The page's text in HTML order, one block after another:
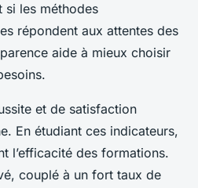
si les méthodes
répondent aux attentes des
aide à mieux choisir
et de satisfaction
En étudiant ces indicateurs,
l’efficacité des formations.
couplé à un fort taux de